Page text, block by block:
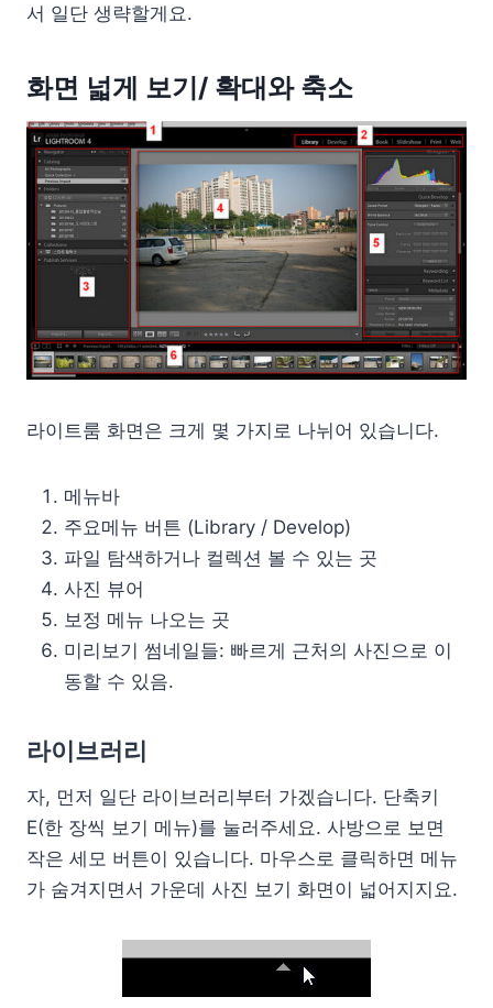
서 일단 생략할게요.
화면 넓게 보기/ 확대와 축소
라이트룸 화면은 크게 몇 가지로 나뉘어 있습니다.
메뉴바
주요메뉴 버튼 (Library / Develop)
파일 탐색하거나 컬렉션 볼 수 있는 곳
사진 뷰어
보정 메뉴 나오는 곳
미리보기 썸네일들: 빠르게 근처의 사진으로 이
동할 수 있음.
라이브러리
자, 먼저 일단 라이브러리부터 가겠습니다. 단축키
E(한 장씩 보기 메뉴)를 눌러주세요. 사방으로 보면
작은 세모 버튼이 있습니다. 마우스로 클릭하면 메뉴
가 숨겨지면서 가운데 사진 보기 화면이 넓어지지요.